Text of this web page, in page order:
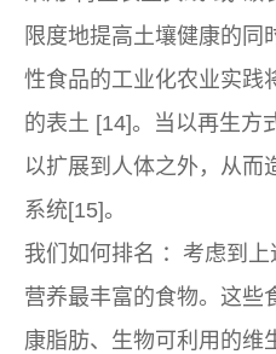
限度地提高土壤健康的同
性食品的工业化农业实践
的表土 [14]。当以再生方
以扩展到人体之外，从而
系统[15]。
我们如何排名 ：考虑到
营养最丰富的食物。这些
康脂肪、生物可利用的维